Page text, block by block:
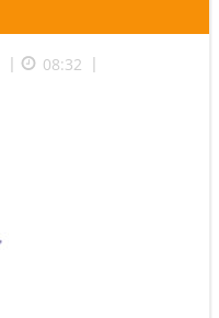
| 08:32 |